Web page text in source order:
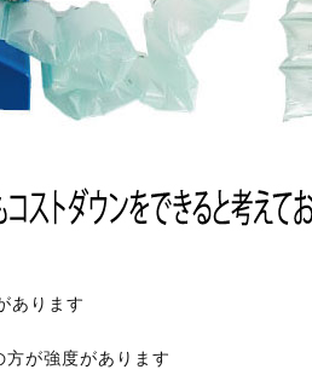
あります
が強度があります